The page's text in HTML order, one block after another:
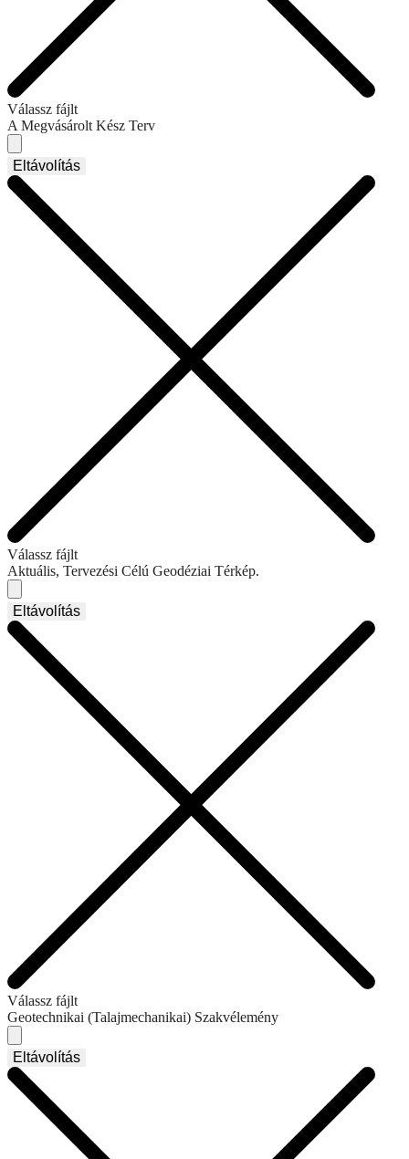
Válassz fájlt
A Megvásárolt Kész Terv
Eltávolítás
Válassz fájlt
Aktuális, Tervezési Célú Geodéziai Térkép.
Eltávolítás
Válassz fájlt
Geotechnikai (Talajmechanikai) Szakvélemény
Eltávolítás